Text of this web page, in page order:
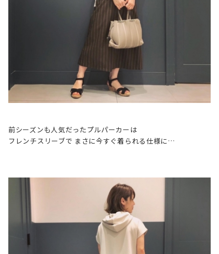
前シーズンも人気だったプルパーカーは
フレンチスリーブで まさに今すぐ着られる仕様に…